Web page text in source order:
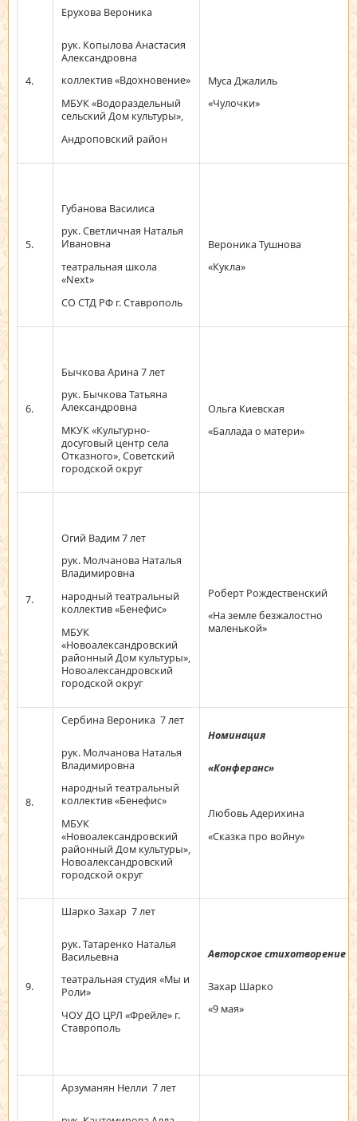
4.
Ерухова Вероника
рук. Копылова Анастасия
Александровна
коллектив «Вдохновение»
МБУК «Водораздельный
сельский Дом культуры»,
Андроповский район
Муса Джалиль
«Чулочки»
5.
Губанова Василиса
рук. Светличная Наталья
Ивановна
театральная школа
«Next»
СО СТД РФ г. Ставрополь
Вероника Тушнова
«Кукла»
6.
Бычкова Арина 7 лет
рук. Бычкова Татьяна
Александровна
МКУК «Культурно-
досуговый центр села
Отказного», Советский
городской округ
Ольга Киевская
«Баллада о матери»
7.
Огий Вадим 7 лет
рук. Молчанова Наталья
Владимировна
народный театральный
коллектив «Бенефис»
МБУК
«Новоалександровский
районный Дом культуры»,
Новоалександровский
городской округ
Роберт Рождественский
«На земле безжалостно
маленькой»
8.
Сербина Вероника 7 лет
рук. Молчанова Наталья
Владимировна
народный театральный
коллектив «Бенефис»
МБУК
«Новоалександровский
районный Дом культуры»,
Новоалександровский
городской округ
Номинация
«Конферанс»
Любовь Адерихина
«Сказка про войну»
9.
Шарко Захар 7 лет
рук. Татаренко Наталья
Васильевна
театральная студия «Мы и
Роли»
ЧОУ ДО ЦРЛ «Фрейле» г.
Ставрополь
Авторское стихотворение
Захар Шарко
«9 мая»
Арзуманян Нелли 7 лет